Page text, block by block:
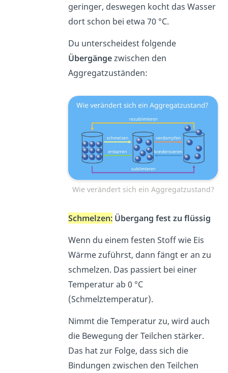
geringer, deswegen kocht das Wasser
dort schon bei etwa 70 °C.
Du unterscheidest folgende
Übergängezwischen den
Aggregatzuständen:
Wie verändert sich ein Aggregatzustand?
Schmelzen: Übergang fest zu flüssig
Wenn du einem festen Stoff wie Eis
Wärme zuführst, dann fängt er an zu
schmelzen. Das passiert bei einer
Temperatur ab 0 °C
(Schmelztemperatur).
Nimmt die Temperatur zu, wird auch
die Bewegung der Teilchen stärker.
Das hat zur Folge, dass sich die
Bindungen zwischen den Teilchen